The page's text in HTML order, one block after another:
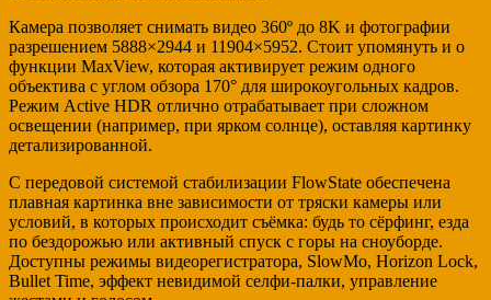
Камера позволяет снимать видео 360º до 8K и фотографии
разрешением 5888×2944 и 11904×5952. Стоит упомянуть и о
функции MaxView, которая активирует режим одного
объектива с углом обзора 170° для широкоугольных кадров.
Режим Active HDR отлично отрабатывает при сложном
освещении (например, при ярком солнце), оставляя картинку
детализированной.
С передовой системой стабилизации FlowState обеспечена
плавная картинка вне зависимости от тряски камеры или
условий, в которых происходит съёмка: будь то сёрфинг, езда
по бездорожью или активный спуск с горы на сноуборде.
Доступны режимы видеорегистратора, SlowMo, Horizon Lock,
Bullet Time, эффект невидимой селфи-палки, управление